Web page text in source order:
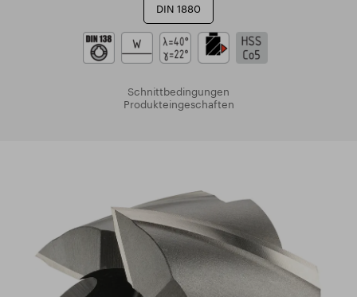
DIN 1880
Schnittbedingungen
Produkteingeschaften